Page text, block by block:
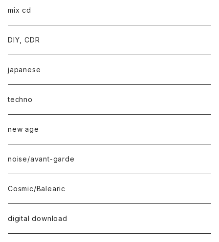
mix cd
DIY, CDR
japanese
techno
new age
noise/avant-garde
Cosmic/Balearic
digital download